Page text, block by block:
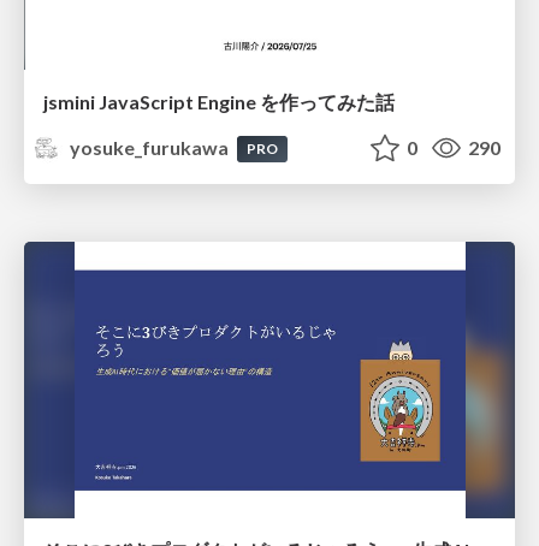
jsmini JavaScript Engine を作ってみた話
yosuke_furukawa
PRO 0 290